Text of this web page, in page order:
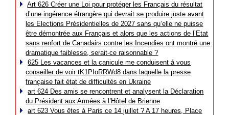
Art 626 Créer une Loi pour protéger les Français du résultat
d’une ingérence étrangère qui devrait se produire juste avant
les Elections Présidentielles de 2027 sans qu’elle ne puisse
être démontrée aux Français et alors que les actions de l’Etat
sans renfort de Canadairs contre les Incendies ont montré une
dramatique faiblesse, serait-ce raisonnable ?
625 Les vacances et la canicule me conduisent à vous
conseiller de voir tK1PIoRRWd8 dans laquelle la presse
française fait état de difficultés en Ukraine
art 624 Des amis se rencontrent et analysent la Déclaration
du Président aux Armées à l’Hôtel de Brienne
art 623 Vous êtes à Paris ce 14 juillet ? A 17 heures, Place